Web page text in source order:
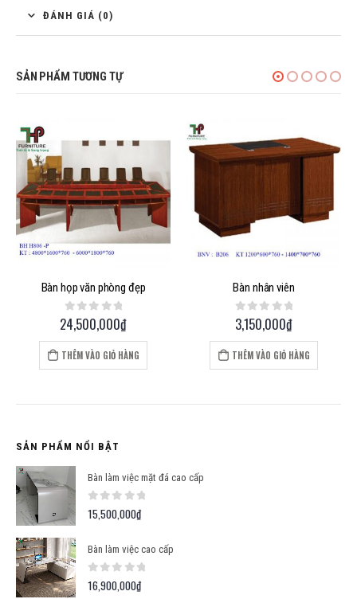
ĐÁNH GIÁ (0)
SẢN PHẨM TƯƠNG TỰ
Bàn họp văn phòng đẹp
0out of 5
24,500,000₫
THÊM VÀO GIỎ HÀNG
Bàn nhân viên
0out of 5
3,150,000₫
THÊM VÀO GIỎ HÀNG
SẢN PHẨM NỔI BẬT
Bàn làm việc mặt đá cao cấp
0out of 5
15,500,000₫
Bàn làm việc cao cấp
0out of 5
16,900,000₫